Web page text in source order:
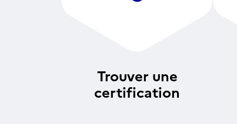
Trouver une
certification